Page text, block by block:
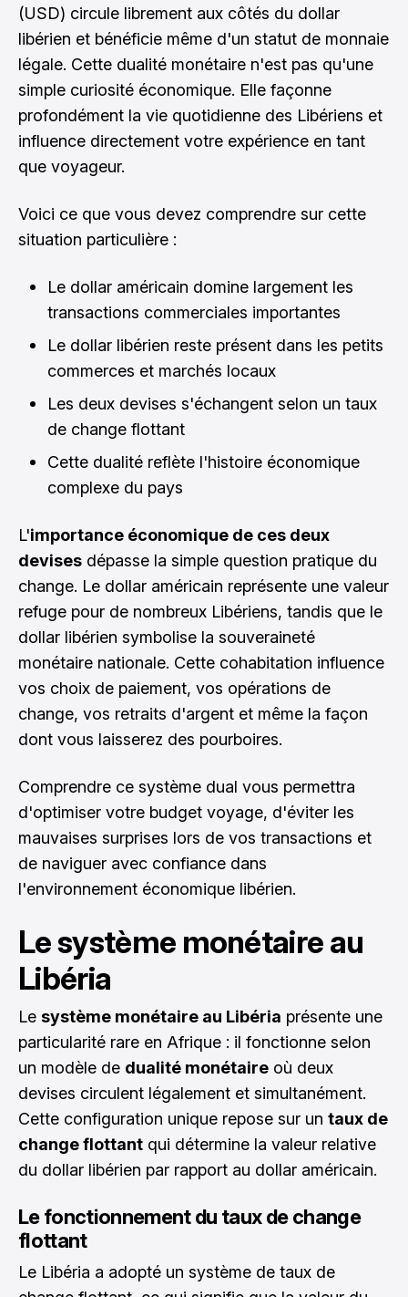
(USD) circule librement aux côtés du dollar
libérien et bénéficie même d'un statut de monnaie
légale. Cette dualité monétaire n'est pas qu'une
simple curiosité économique. Elle façonne
profondément la vie quotidienne des Libériens et
influence directement votre expérience en tant
que voyageur.
Voici ce que vous devez comprendre sur cette
situation particulière :
Le dollar américain domine largement les
transactions commerciales importantes
Le dollar libérien reste présent dans les petits
commerces et marchés locaux
Les deux devises s'échangent selon un taux
de change flottant
Cette dualité reflète l'histoire économique
complexe du pays
L'importance économique de ces deux
devises dépasse la simple question pratique du
change. Le dollar américain représente une valeur
refuge pour de nombreux Libériens, tandis que le
dollar libérien symbolise la souveraineté
monétaire nationale. Cette cohabitation influence
vos choix de paiement, vos opérations de
change, vos retraits d'argent et même la façon
dont vous laisserez des pourboires.
Comprendre ce système dual vous permettra
d'optimiser votre budget voyage, d'éviter les
mauvaises surprises lors de vos transactions et
de naviguer avec confiance dans
l'environnement économique libérien.
Le système monétaire au
Libéria
Le système monétaire au Libéria présente une
particularité rare en Afrique : il fonctionne selon
un modèle de dualité monétaire où deux
devises circulent légalement et simultanément.
Cette configuration unique repose sur un taux de
change flottant qui détermine la valeur relative
du dollar libérien par rapport au dollar américain.
Le fonctionnement du taux de change
flottant
Le Libéria a adopté un système de taux de